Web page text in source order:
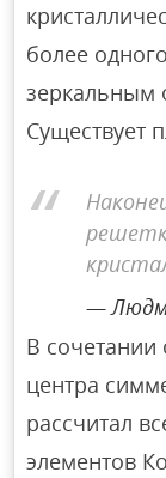
более
зеркальным
Существует
В сочетании
центра
рассчитал
элементов